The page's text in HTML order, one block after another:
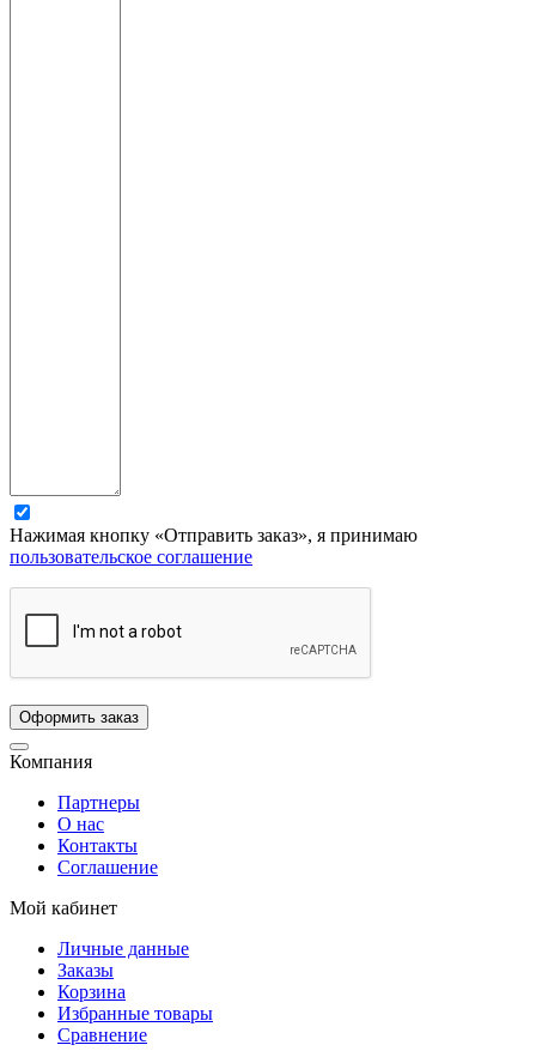
Нажимая кнопку «Отправить заказ», я принимаю
пользовательское соглашение
Компания
Партнеры
О нас
Контакты
Соглашение
Мой кабинет
Личные данные
Заказы
Корзина
Избранные товары
Сравнение